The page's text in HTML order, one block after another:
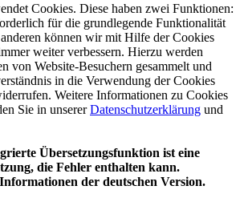
Cookies. Diese haben zwei Funktionen:
für die grundlegende Funktionalität
können wir mit Hilfe der Cookies
weiter verbessern. Hierzu werden
von Website-Besuchern gesammelt und
in die Verwendung der Cookies
Weitere Informationen zu Cookies
Sie in unsererDatenschutzerklärung und
Übersetzungsfunktion ist eine
die Fehler enthalten kann.
der deutschen Version.